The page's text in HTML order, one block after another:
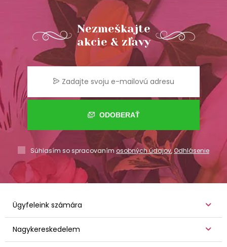
Nezmeškajte
akcie & zľavy
ODOBERAŤ
Súhlasím so spracovaním osobných údajov,Odhlásenie
Ügyfeleink számára
Nagykereskedelem